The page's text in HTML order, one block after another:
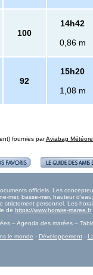
100
14h42
0,86 m
92
15h20
1,08 m
fournies parAviabag
officiels. Les
mer, basse-mer, hauteur
personnel. Les
de https://www.horaire-maree.fr
– Agenda des marées –
le monde - Développement-